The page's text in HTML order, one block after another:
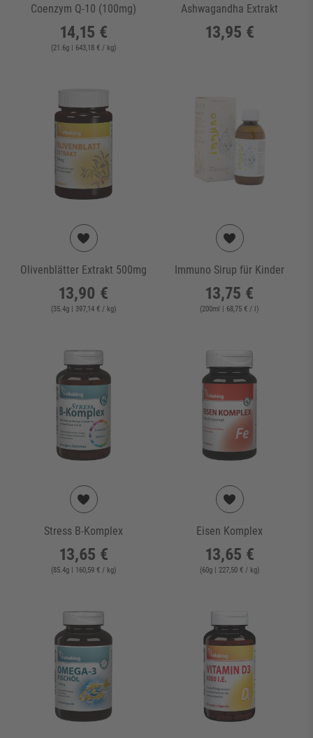
Coenzym Q-10 (100mg)
14,15 €
(21.6g| 643,18 € / kg)
Ashwagandha Extrakt
13,95 €
Olivenblätter Extrakt 500mg
13,90 €
(35.4g| 397,14 € / kg)
Immuno Sirup für Kinder
13,75 €
(200ml | 68,75 € / l)
Stress B-Komplex
13,65 €
(85.4g| 160,59 € / kg)
Eisen Komplex
13,65 €
(60g| 227,50 € / kg)